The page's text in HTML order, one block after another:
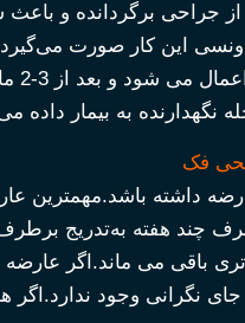
جراحی برگردانده و
این کار صورت
نگهدارنده به بیمار داده
فک
داشته باشد.مهمترین
چند هفته به‌تدریج
باقی می ماند.اگر
نگرانی وجود